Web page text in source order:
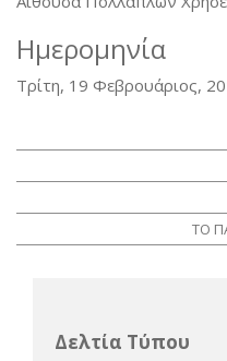
Ημερομηνία
Τρίτη, 19 Φεβρουάριος,
ΤΟ
Δελτία Τύπου